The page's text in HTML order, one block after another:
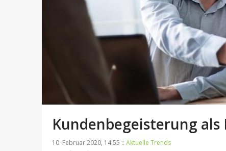
Kundenbegeisterung
10. Februar 2020, 14:55 :: Aktuelle Trends